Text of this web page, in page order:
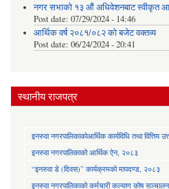
नगर सभाको १३ औं अधिवेशनबाट स्वीकृत
Post date: 07/29/2024 - 14:46
आर्थिक वर्ष २०८१/०८२ को बजेट वक्तव्य
Post date: 06/24/2024 - 20:41
स्थानीय राजपत्र
इनरुवा नगरपालिकाकोआर्थिक कार्यविधि तथा वित्तिय
इनरुवा नगरपालिकाको आर्थिक ऐन, २०८३
“इनरुवा डे (दिवस)” कार्यक्रमको मापदण्ड, २०८३
इनरुवा नगरपालिकाको कर्मचारी कल्याण कोष